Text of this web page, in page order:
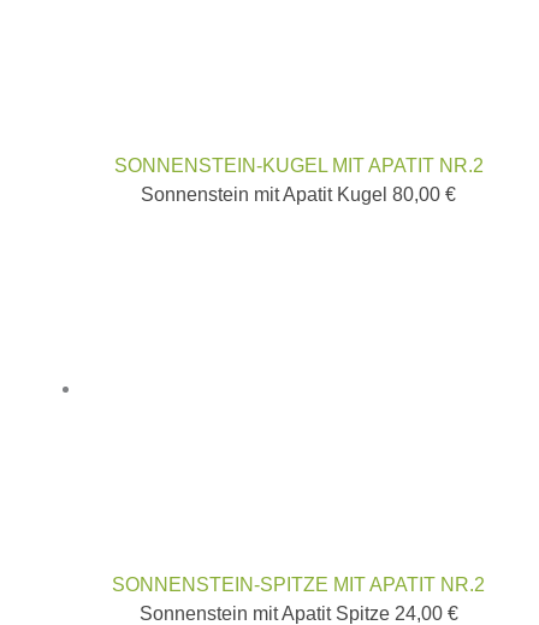
SONNENSTEIN-KUGEL MIT APATIT NR.2
Sonnenstein mit Apatit Kugel 80,00 €
SONNENSTEIN-SPITZE MIT APATIT NR.2
Sonnenstein mit Apatit Spitze 24,00 €